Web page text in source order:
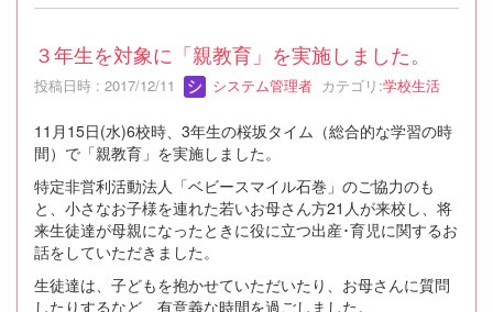
３年生を対象に「親教育」を実施しました。
投稿日時 : 2017/12/11 システム管理者 カテゴリ:学校生活
11月15日(水)6校時、3年生の桜坂タイム（総合的な学習の時
間）で「親教育」を実施しました。
特定非営利活動法人「ベビースマイル石巻」のご協力のも
と、小さなお子様を連れた若いお母さん方21人が来校し、将
来生徒達が母親になったときに役に立つ出産･育児に関するお
話をしていただきました。
生徒達は、子どもを抱かせていただいたり、お母さんに質問
したりするなど、有意義な時間を過ごしました。